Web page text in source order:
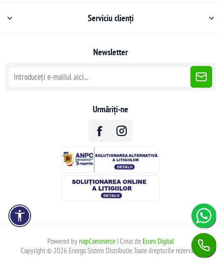
Serviciu clienți
Newsletter
Urmăriți-ne
Powered bynopCommerce| Creat de Ecom Digital
Copyright © 2026 Energo Sistem Distributie.Toate drepturile rezervate.